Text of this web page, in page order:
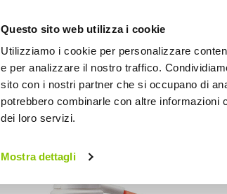
Questo sito web utilizza i cookie
Utilizziamo i cookie per personalizzare
e per analizzare il nostro traffico.
sito con i nostri partner che si occupano di
potrebbero combinarle con altre informazioni
dei loro servizi.
Mostra dettagli
BICI OUTDOOR